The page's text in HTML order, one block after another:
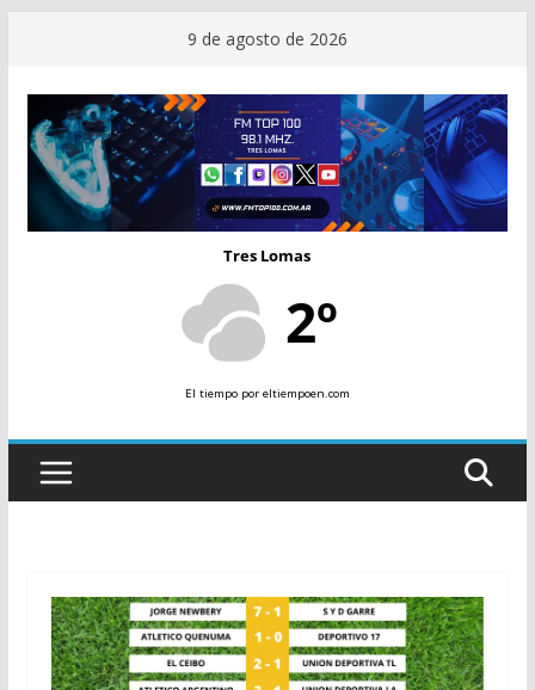
contenido
9 de agosto de 2026
Tres Lomas
2º
El tiempopor eltiempoen.com